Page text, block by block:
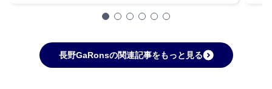
長野GaRonsの関連記事をもっと見る